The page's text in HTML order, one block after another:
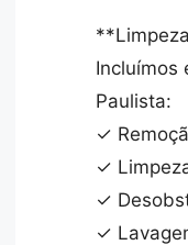
Incluímos
Paulista:
✓
✓
✓
✓